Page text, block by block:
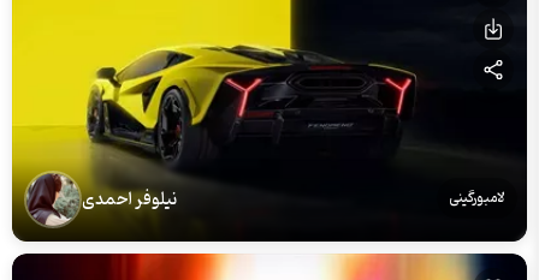
لامبورگینی نیلوفر احمدی